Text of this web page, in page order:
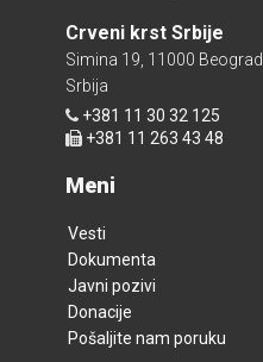
Crveni krst Srbije
Simina 19, 11000 Beograd
Srbija
+381 11 30 32 125
+381 11 263 43 48
Meni
Vesti
Dokumenta
Javni pozivi
Donacije
Pošaljite nam poruku